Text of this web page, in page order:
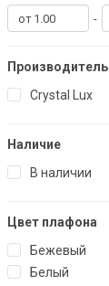
-
Производитель
Crystal Lux
Наличие
В наличии
Цвет плафона
Бежевый
Белый